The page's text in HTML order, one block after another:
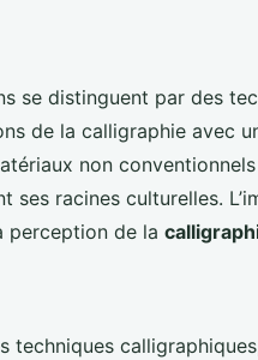
se distinguent par des
de la calligraphie avec
non
ses racines culturelles.
perception de la
techniques